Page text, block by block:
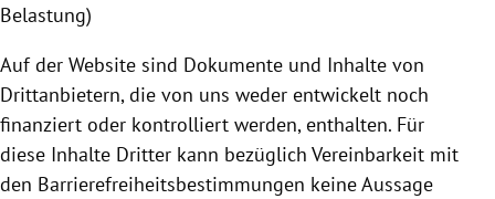
Belastung)
Auf der Website sind Dokumente und Inhalte von
Drittanbietern, die von uns weder entwickelt noch
finanziert oder kontrolliert werden, enthalten. Für
diese Inhalte Dritter kann bezüglich Vereinbarkeit mit
den Barrierefreiheitsbestimmungen keine Aussage